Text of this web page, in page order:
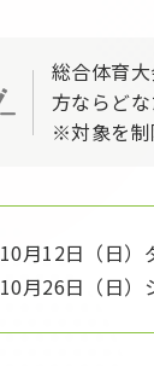
総合体育
方ならど
※対象を制
10月12日（日）
10月26日（日）